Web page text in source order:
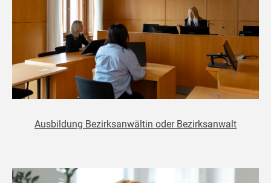
Ausbildung Bezirksanwältin oder Bezirksanwalt